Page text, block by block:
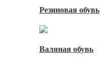
Резиновая обувь
Валяная обувь